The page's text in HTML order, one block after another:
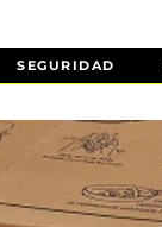
SEGURIDAD